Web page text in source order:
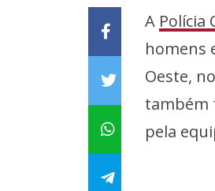
A Polícia
homens
Oeste,
também
pela